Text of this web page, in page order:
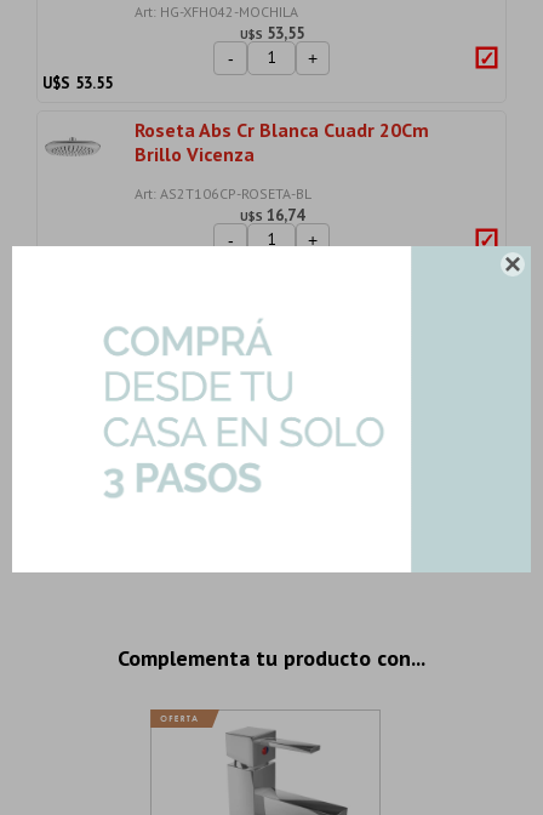

Art: HG-XFH042-MOCHILA
U$S 53,55
- +
U$S 53.55
Roseta Abs Cr Blanca Cuadr 20Cm
Brillo Vicenza
Art: AS2T106CP-ROSETA-BL
U$S 16,74
- +
De Apoyo Mi...
Art: A457-P332-M-BACHA
U$S 213,66
- +
213.66
Importe total:USD 347.07
Complementa tu producto con...